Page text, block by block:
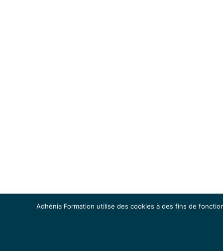
Adhénia Formation utilise des cookies à des fins de